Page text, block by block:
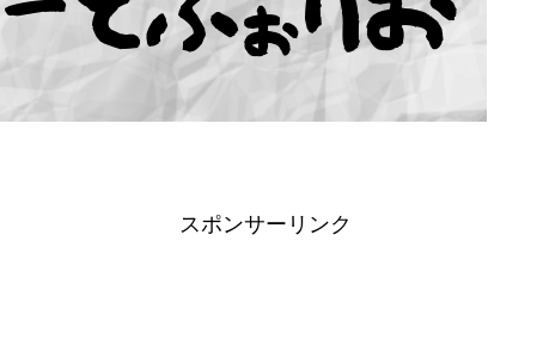
スポンサーリンク